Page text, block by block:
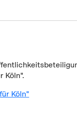
Köln".
Köln"